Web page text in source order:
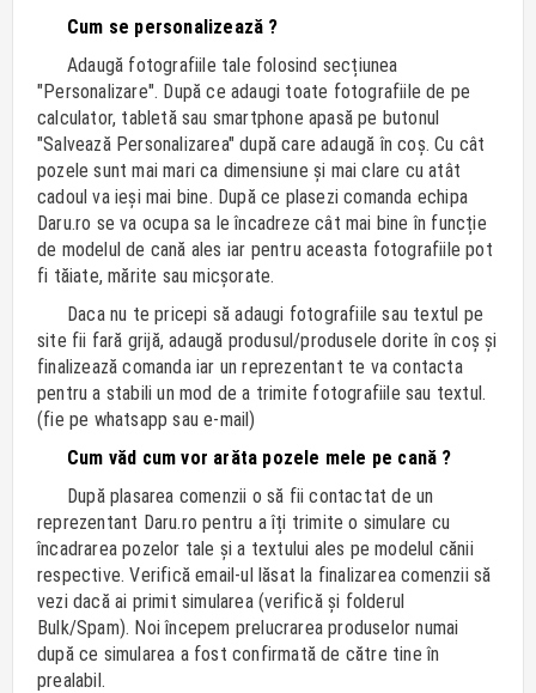
Cum se personalizează ?
Adaugă fotografiile tale folosind secțiunea
"Personalizare". După ce adaugi toate fotografiile de pe
calculator, tabletă sau smartphone apasă pe butonul
"Salvează Personalizarea" după care adaugă în coș. Cu cât
pozele sunt mai mari ca dimensiune și mai clare cu atât
cadoul va ieși mai bine. După ce plasezi comanda echipa
Daru.ro se va ocupa sa le încadreze cât mai bine în funcție
de modelul de cană ales iar pentru aceasta fotografiile pot
fi tăiate, mărite sau micșorate.
Daca nu te pricepi să adaugi fotografiile sau textul pe
site fii fară grijă, adaugă produsul/produsele dorite în coș și
finalizează comanda iar un reprezentant te va contacta
pentru a stabili un mod de a trimite fotografiile sau textul.
(fie pe whatsapp sau e-mail)
Cum văd cum vor arăta pozele mele pe cană ?
După plasarea comenzii o să fii contactat de un
reprezentant Daru.ro pentru a îți trimite o simulare cu
încadrarea pozelor tale și a textului ales pe modelul cănii
respective. Verifică email-ul lăsat la finalizarea comenzii să
vezi dacă ai primit simularea (verifică și folderul
Bulk/Spam). Noi începem prelucrarea produselor numai
după ce simularea a fost confirmată de către tine în
prealabil.